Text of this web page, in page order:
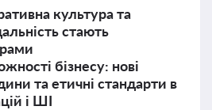
культура та
стають
бізнесу: нові
та етичні стандарти в
і ШІ